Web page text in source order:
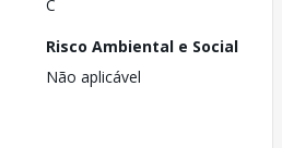
C
Risco Ambiental e Social
Não aplicável